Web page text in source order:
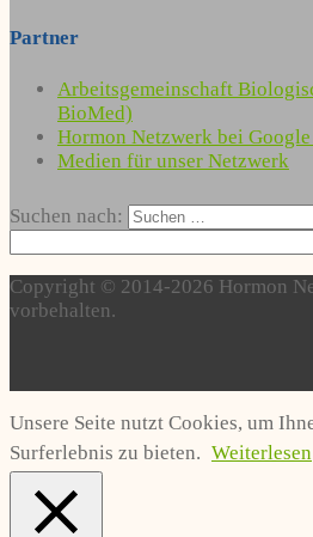
Partner
Arbeitsgemeinschaft
BioMed)
Hormon Netzwerk bei
Medien für unser Netzwerk
Suchen nach:
Copyright © 2014-2026 Hormon
vorbehalten.
Unsere Seite nutzt Cookies, um
Surferlebnis zu bieten. Weiterlesen